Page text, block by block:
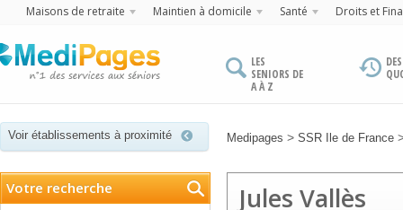
Maisons de retraite Maintien à domicile Santé Droits et
LES
SENIORS DE
A À Z
Voir établissements à proximité Medipages > SSR Ile de France
Votre recherche Jules Vallès